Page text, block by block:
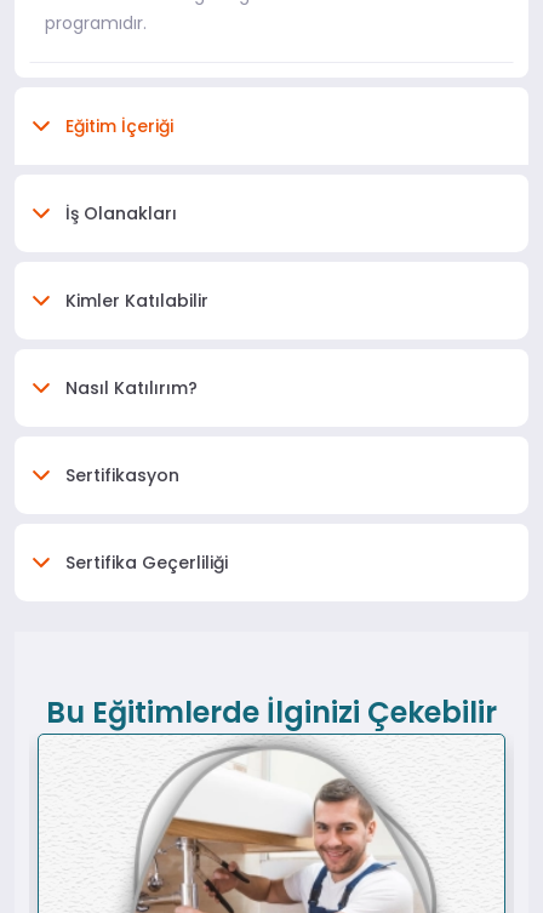
programıdır.
Eğitim İçeriği
İş Olanakları
Kimler Katılabilir
Nasıl Katılırım?
Sertifikasyon
Sertifika Geçerliliği
Bu Eğitimlerde İlginizi Çekebilir